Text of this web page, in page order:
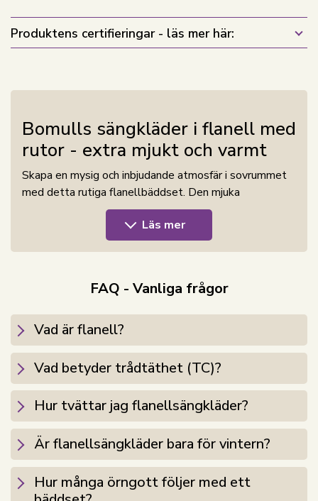
Produktens certifieringar - läs mer här:
Bomulls sängkläder i flanell med
rutor - extra mjukt och varmt
Skapa en mysig och inbjudande atmosfär i sovrummet
med detta rutiga flanellbäddset. Den mjuka
bomullsflanellen ger en varm och behaglig komfort -
perfekt för kyliga nätter.
Bäddsetet är tillverkat i 100% bomulls sängkläder i
karaktäriseras av att bomullsfibrerna är napade och
välbekanta, ludna mjuka strukturen som gör
flanellbäddset extra behagligt att sova med. Den
borstade ytan binder värmen närmare kroppen och ger
en härlig varm känsla, utan att materialet förlorar sin
naturliga andningsförmåga.
Bomulls flanell är därför ett uppenbart val för dig som
ofta fryser nattetid eller önskar ett varmare bäddset
under höst- och vintermånaderna. Samtidigt är
materialet slitstarkt och håller sig mjukt tvätt efter
tvätt.
Läs mer
FAQ - Vanliga frågor
Vad är flanell?
Vad betyder trådtäthet (TC)?
Hur tvättar jag flanellsängkläder?
Är flanellsängkläder bara för vintern?
Hur många örngott följer med ett